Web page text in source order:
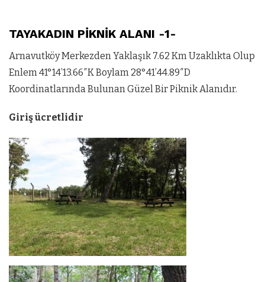
TAYAKADIN PİKNİK ALANI -1-
Arnavutköy Merkezden Yaklaşık 7.62 Km Uzaklıkta Olup
Enlem 41°14’13.66″K Boylam 28°41’44.89″D
Koordinatlarında Bulunan Güzel Bir Piknik Alanıdır.
Giriş ücretlidir